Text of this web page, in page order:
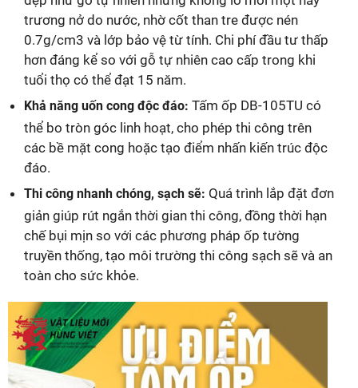
trương nở do nước, nhờ cốt than tre được nén
0.7g/cm3 và lớp bảo vệ từ tính. Chi phí đầu tư thấp
hơn đáng kể so với gỗ tự nhiên cao cấp trong khi
tuổi thọ có thể đạt 15 năm.
Khả năng uốn cong độc đáo: Tấm ốp DB-105TU có
thể bo tròn góc linh hoạt, cho phép thi công trên
các bề mặt cong hoặc tạo điểm nhấn kiến trúc độc
đáo.
Thi công nhanh chóng, sạch sẽ: Quá trình lắp đặt đơn
giản giúp rút ngắn thời gian thi công, đồng thời hạn
chế bụi mịn so với các phương pháp ốp tường
truyền thống, tạo môi trường thi công sạch sẽ và an
toàn cho sức khỏe.